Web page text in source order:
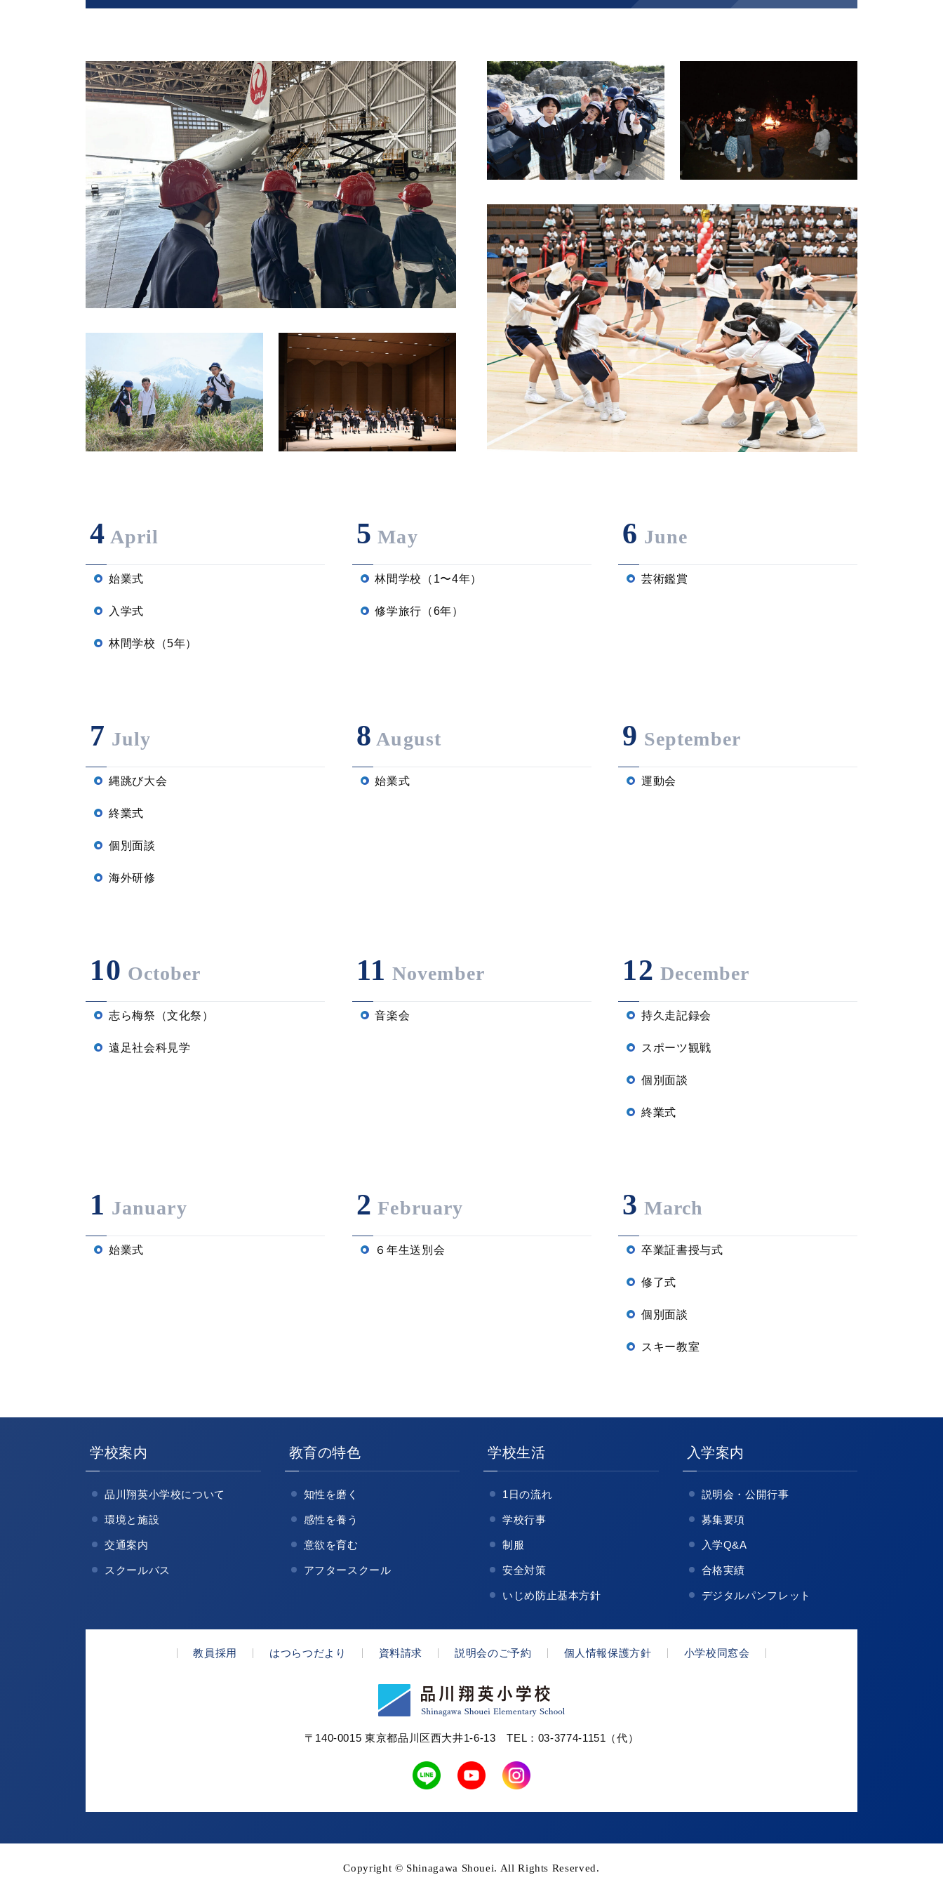
4 April
始業式
入学式
林間学校（5年）
5 May
林間学校（1〜4年）
修学旅行（6年）
6 June
芸術鑑賞
7 July
縄跳び大会
終業式
個別面談
海外研修
8 August
始業式
9 September
運動会
10 October
志ら梅祭（文化祭）
遠足社会科見学
11 November
音楽会
12 December
持久走記録会
スポーツ観戦
個別面談
終業式
1 January
始業式
2 February
６年生送別会
3 March
卒業証書授与式
修了式
個別面談
スキー教室
学校案内
品川翔英小学校について
環境と施設
交通案内
スクールバス
教育の特色
知性を磨く
感性を養う
意欲を育む
アフタースクール
学校生活
1日の流れ
学校行事
制服
安全対策
いじめ防止基本方針
入学案内
説明会・公開行事
募集要項
入学Q&A
合格実績
デジタルパンフレット
教員採用 はつらつだより 資料請求 説明会のご予約 個人情報保護方針 小学校同窓会
〒140-0015 東京都品川区西大井1-6-13TEL：03-3774-1151（代）
Copyright © Shinagawa Shouei. All Rights Reserved.